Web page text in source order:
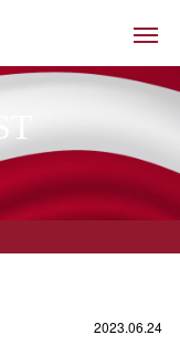
2023.06.24